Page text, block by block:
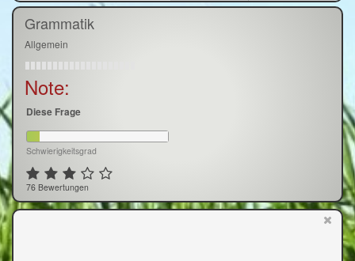
Grammatik
Allgemein
Note:
Diese Frage
Schwierigkeitsgrad
76 Bewertungen